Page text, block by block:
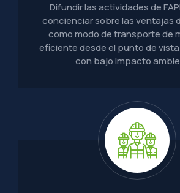
Difundir las actividades de
concienciar sobre las ventajas
como modo de transporte de
eficiente desde el punto de
con bajo impacto